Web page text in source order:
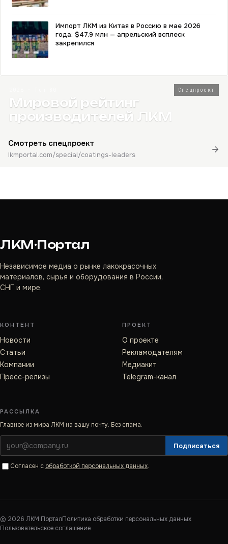
Импорт ЛКМ из Китая в Россию в мае 2026
года: $47,9 млн — апрельский всплеск
закрепился
Спецпроект
Мировой рейтинг
производителей ЛКМ
Смотреть спецпроект
lkmportal.com/special/coatings-leaders
ЛКМ·Портал
Независимое медиа о рынке лакокрасочных
материалов, сырья и оборудования в России,
СНГ и мире.
КОНТЕНТ
Новости
Статьи
Компании
Пресс-релизы
ПРОЕКТ
О проекте
Рекламодателям
Медиакит
Telegram-канал
РАССЫЛКА
Главное из мира ЛКМ на вашу почту. Без спама.
Подписаться
Согласен с обработкой персональных данных.
© 2026 ЛКМ·ПорталПолитика обработки персональных данных
Пользовательское соглашение